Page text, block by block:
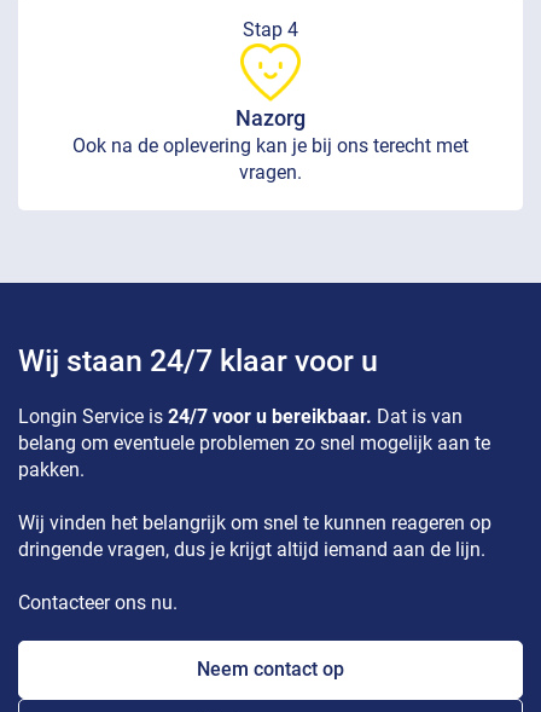
Stap 4
Nazorg
Ook na de oplevering kan je bij ons terecht met
vragen.
Wij staan 24/7 klaar voor u
Longin Service is 24/7 voor u bereikbaar. Dat is van
belang om eventuele problemen zo snel mogelijk aan te
pakken.
Wij vinden het belangrijk om snel te kunnen reageren op
dringende vragen, dus je krijgt altijd iemand aan de lijn.
Contacteer ons nu.
Neem contact op